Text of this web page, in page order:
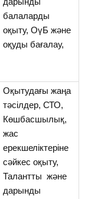
балаларды
оқыту, ОүБ және
оқуды бағалау,
Оқытудағы жаңа
тәсілдер, СТО,
Көшбасшылық,
жас
ерекшеліктеріне
сәйкес оқыту,
Талантты және
дарынды